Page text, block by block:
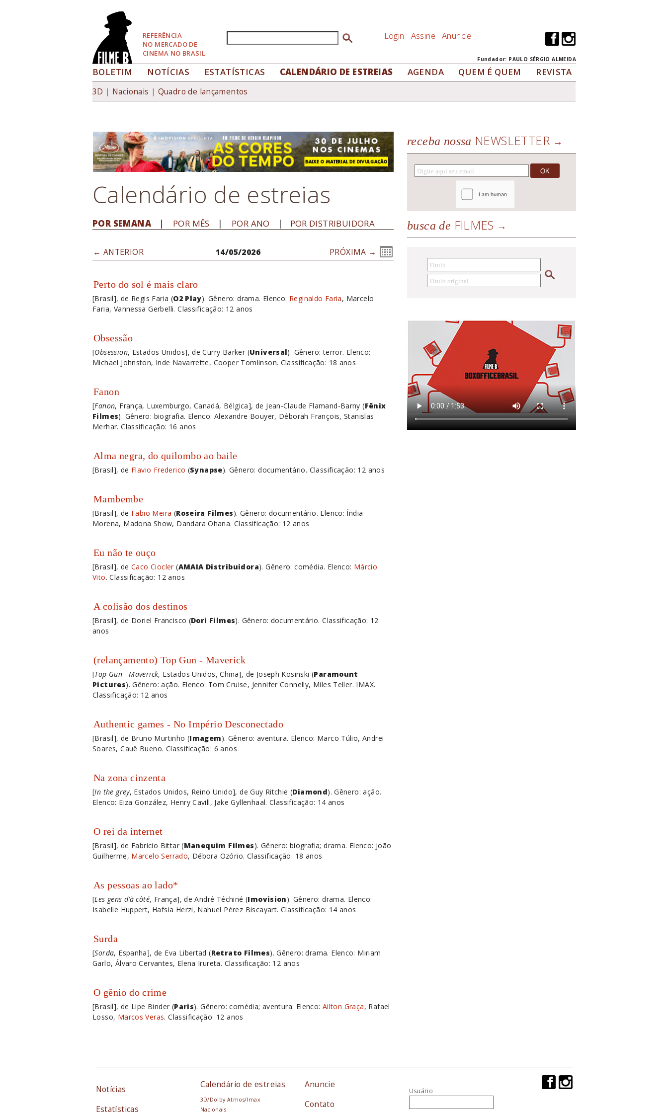
REFERÊNCIA
NO MERCADO DE
CINEMA NO BRASIL
Formulário de busca Login Assine Anuncie
Fundador: PAULO SÉRGIO ALMEIDA
BOLETIM NOTÍCIAS ESTATÍSTICAS CALENDÁRIO DE ESTREIAS AGENDA QUEM É QUEM REVISTA
3D Nacionais Quadro de lançamentos
Você está aqui
Home | Calendário de estreias
Calendário de estreias
POR SEMANA POR MÊS POR ANO POR DISTRIBUIDORA
← ANTERIOR 14/05/2026 PRÓXIMA →
Perto do sol é mais claro
[Brasil], de Regis Faria (O2 Play). Gênero: drama. Elenco: Reginaldo Faria, Marcelo
Faria, Vannessa Gerbelli. Classificação: 12 anos
Obsessão
[Obsession, Estados Unidos], de Curry Barker (Universal). Gênero: terror. Elenco:
Michael Johnston, Inde Navarrette, Cooper Tomlinson. Classificação: 18 anos
Fanon
[Fanon, França, Luxemburgo, Canadá, Bélgica], de Jean-Claude Flamand-Barny (Fênix
Filmes). Gênero: biografia. Elenco: Alexandre Bouyer, Déborah François, Stanislas
Merhar. Classificação: 16 anos
Alma negra, do quilombo ao baile
[Brasil], de Flavio Frederico (Synapse). Gênero: documentário. Classificação: 12 anos
Mambembe
[Brasil], de Fabio Meira (Roseira Filmes). Gênero: documentário. Elenco: Índia
Morena, Madona Show, Dandara Ohana. Classificação: 12 anos
Eu não te ouço
[Brasil], deCaco Ciocler(AMAIA Distribuidora). Gênero: comédia. Elenco: Márcio
Vito. Classificação: 12 anos
A colisão dos destinos
[Brasil], de Doriel Francisco (Dori Filmes). Gênero: documentário. Classificação: 12
anos
(relançamento) Top Gun - Maverick
[Top Gun - Maverick, Estados Unidos, China], de Joseph Kosinski (Paramount
Pictures). Gênero: ação. Elenco: Tom Cruise, Jennifer Connelly, Miles Teller. IMAX.
Classificação: 12 anos
Authentic games - No Império Desconectado
[Brasil], de Bruno Murtinho (Imagem). Gênero: aventura. Elenco: Marco Túlio, Andrei
Soares, Cauê Bueno. Classificação: 6 anos
Na zona cinzenta
[In the grey, Estados Unidos, Reino Unido], de Guy Ritchie (Diamond). Gênero: ação.
Elenco: Eiza González, Henry Cavill, Jake Gyllenhaal. Classificação: 14 anos
O rei da internet
[Brasil], de Fabricio Bittar (Manequim Filmes). Gênero: biografia; drama. Elenco: João
Guilherme, Marcelo Serrado, Débora Ozório. Classificação: 18 anos
As pessoas ao lado*
[Les gens d’à côté, França], de André Téchiné (Imovision). Gênero: drama. Elenco:
Isabelle Huppert, Hafsia Herzi, Nahuel Pérez Biscayart. Classificação: 14 anos
Surda
[Sorda, Espanha], de Eva Libertad (Retrato Filmes). Gênero: drama. Elenco: Miriam
Garlo, Álvaro Cervantes, Elena Irureta. Classificação: 12 anos
O gênio do crime
[Brasil], de Lipe Binder (Paris). Gênero: comédia; aventura. Elenco: Ailton Graça, Rafael
Losso, Marcos Veras. Classificação: 12 anos
receba nossa NEWSLETTER
busca de FILMES
Notícias
Estatísticas
Calendário de estreias
3D/Dolby Atmos/Imax
Nacionais
Anuncie
Contato
Usuário